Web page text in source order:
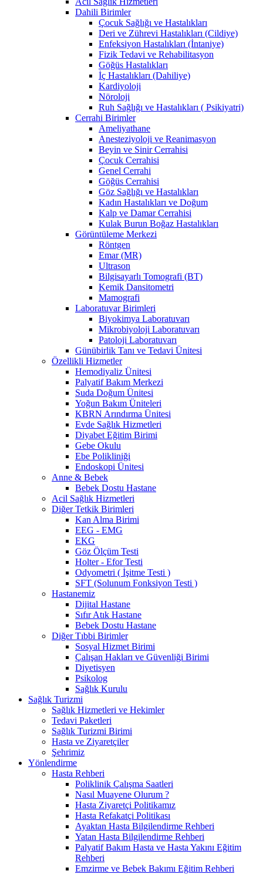
Dahili Birimler
Çocuk Sağlığı ve Hastalıkları
Deri ve Zührevi Hastalıkları (Cildiye)
Enfeksiyon Hastalıkları (İntaniye)
Fizik Tedavi ve Rehabilitasyon
Göğüs Hastalıkları
İç Hastalıkları (Dahiliye)
Kardiyoloji
Nöroloji
Ruh Sağlığı ve Hastalıkları ( Psikiyatri)
Cerrahi Birimler
Ameliyathane
Anesteziyoloji ve Reanimasyon
Beyin ve Sinir Cerrahisi
Çocuk Cerrahisi
Genel Cerrahi
Göğüs Cerrahisi
Göz Sağlığı ve Hastalıkları
Kadın Hastalıkları ve Doğum
Kalp ve Damar Cerrahisi
Kulak Burun Boğaz Hastalıkları
Görüntüleme Merkezi
Röntgen
Emar (MR)
Ultrason
Bilgisayarlı Tomografi (BT)
Kemik Dansitometri
Mamografi
Laboratuvar Birimleri
Biyokimya Laboratuvarı
Mikrobiyoloji Laboratuvarı
Patoloji Laboratuvarı
Günübirlik Tanı ve Tedavi Ünitesi
Özellikli Hizmetler
Hemodiyaliz Ünitesi
Palyatif Bakım Merkezi
Suda Doğum Ünitesi
Yoğun Bakım Üniteleri
KBRN Arındırma Ünitesi
Evde Sağlık Hizmetleri
Diyabet Eğitim Birimi
Gebe Okulu
Ebe Polikliniği
Endoskopi Ünitesi
Anne & Bebek
Bebek Dostu Hastane
Acil Sağlık Hizmetleri
Diğer Tetkik Birimleri
Kan Alma Birimi
EEG - EMG
EKG
Göz Ölçüm Testi
Holter - Efor Testi
Odyometri ( İşitme Testi )
SFT (Solunum Fonksiyon Testi )
Hastanemiz
Dijital Hastane
Sıfır Atık Hastane
Bebek Dostu Hastane
Diğer Tıbbi Birimler
Sosyal Hizmet Birimi
Çalışan Hakları ve Güvenliği Birimi
Diyetisyen
Psikolog
Sağlık Kurulu
Sağlık Turizmi
Sağlık Hizmetleri ve Hekimler
Tedavi Paketleri
Sağlık Turizmi Birimi
Hasta ve Ziyaretçiler
Şehrimiz
Yönlendirme
Hasta Rehberi
Poliklinik Çalışma Saatleri
Nasıl Muayene Olurum ?
Hasta Ziyaretçi Politikamız
Hasta Refakatçi Politikası
Ayaktan Hasta Bilgilendirme Rehberi
Yatan Hasta Bilgilendirme Rehberi
Palyatif Bakım Hasta ve Hasta Yakını Eğitim
Rehberi
Emzirme ve Bebek Bakımı Eğitim Rehberi